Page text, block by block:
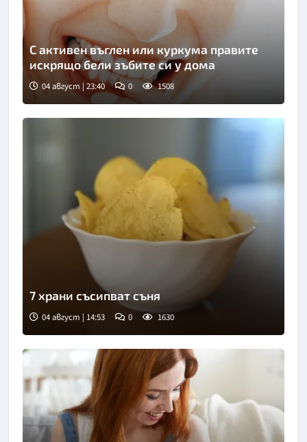
С активен въглен или куркума правите
искрящо бели зъбите си у дома
04 август | 23:40 0 1508
Снимка: БГНЕС
7 храни съсипват съня
04 август | 14:53 0 1630